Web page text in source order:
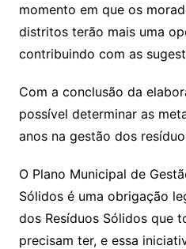
momento em que os
distritos terão mais uma
contribuindo com as
Com a conclusão da
possível determinar as
anos na gestão dos
O Plano Municipal de
Sólidos é uma obrigação
dos Resíduos Sólidos que
precisam ter, e essa